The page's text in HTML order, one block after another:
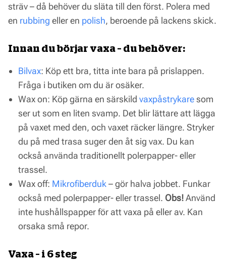
sträv – då behöver du släta till den först. Polera med
en rubbing eller en polish, beroende på lackens skick.
Innan du börjar vaxa – du behöver:
Bilvax: Köp ett bra, titta inte bara på prislappen.
Fråga i butiken om du är osäker.
Wax on: Köp gärna en särskild vaxpåstrykaresom
ser ut som en liten svamp. Det blir lättare att lägga
på vaxet med den, och vaxet räcker längre. Stryker
du på med trasa suger den åt sig vax. Du kan
också använda traditionellt polerpapper- eller
trassel.
Wax off: Mikrofiberduk – gör halva jobbet. Funkar
också med polerpapper- eller trassel. Obs!Använd
inte hushållspapper för att vaxa på eller av. Kan
orsaka små repor.
Vaxa – i 6 steg